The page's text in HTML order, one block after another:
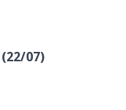
07)